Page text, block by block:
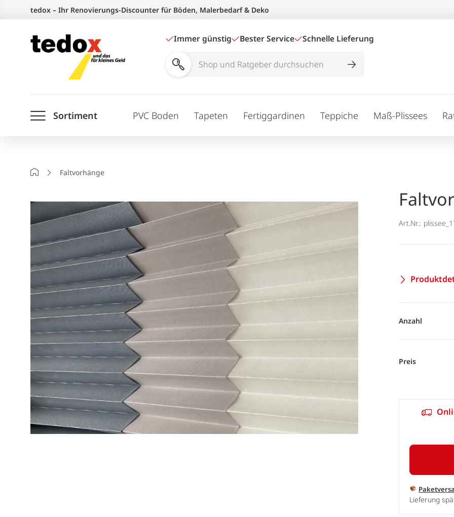
springen
tedox – Ihr Renovierungs-Discounter für Böden, Malerbedarf & Deko
Immer günstig Bester Service Schnelle Lieferung
Shop
durchsuchen
Sortiment PVC Boden Tapeten Fertiggardinen Teppiche Maß-Plissees
StartseiteFaltvorhänge
Art.Nr.:
Anzahl
Preis
Lieferung